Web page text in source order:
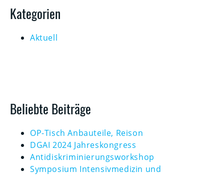
Kategorien
Aktuell
Beliebte Beiträge
OP-Tisch Anbauteile, Reison
DGAI 2024 Jahreskongress
Antidiskriminierungsworkshop
Symposium Intensivmedizin und